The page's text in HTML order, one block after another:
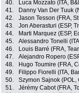
40.
Luca Mozzato (ITA,
41.
Danny Van Der Tuuk
42.
Jason Tesson (FRA,
43.
Jon Aberasturi (ESP,
44.
Marti Marquez (ESP,
45.
Alessandro Tonelli
46.
Louis Barré (FRA,
47.
Alejandro Ropero
48.
Hugo Toumire (FRA,
49.
Filippo Fiorelli (ITA,
50.
Szymon Sajnok (POL,
51.
Jérémy Cabot (FRA,